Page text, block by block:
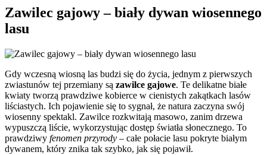
Zawilec gajowy – biały dywan wiosennego
lasu
Gdy wczesną wiosną las budzi się do życia, jednym z pierwszych
zwiastunów tej przemiany są zawilce gajowe. Te delikatne białe
kwiaty tworzą prawdziwe kobierce w cienistych zakątkach lasów
liściastych. Ich pojawienie się to sygnał, że natura zaczyna swój
wiosenny spektakl. Zawilce rozkwitają masowo, zanim drzewa
wypuszczą liście, wykorzystując dostęp światła słonecznego. To
prawdziwy fenomen przyrody – całe połacie lasu pokryte białym
dywanem, który znika tak szybko, jak się pojawił.